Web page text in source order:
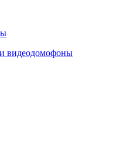
видеодомофоны